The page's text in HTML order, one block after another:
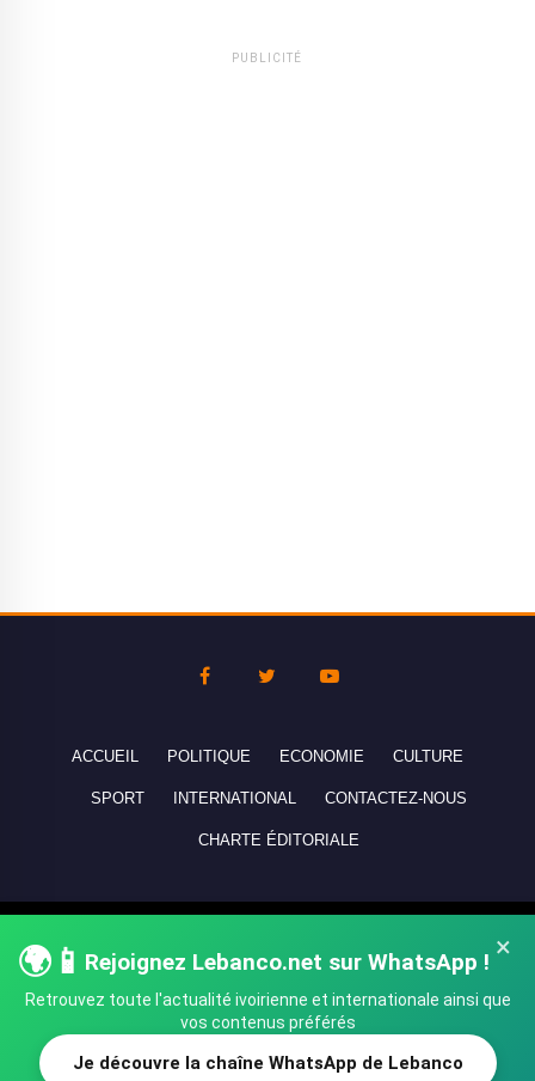
PUBLICITÉ
×
🌍📱 Rejoignez Lebanco.net sur WhatsApp !
Retrouvez toute l'actualité ivoirienne et internationale ainsi que
vos contenus préférés
Je découvre la chaîne WhatsApp de Lebanco
ACCUEIL POLITIQUE ECONOMIE CULTURE
SPORT INTERNATIONAL CONTACTEZ-NOUS
CHARTE ÉDITORIALE
réservés - All rights reserved.